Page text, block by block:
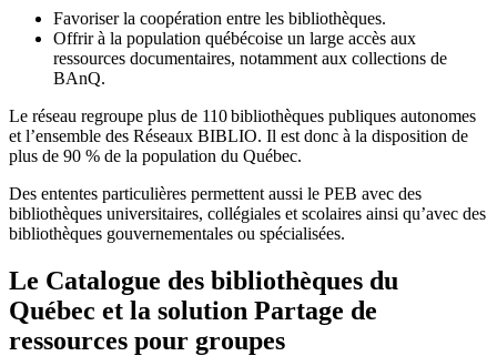
Favoriser la coopération entre les bibliothèques.
Offrir à la population québécoise un large accès aux
ressources documentaires, notamment aux collections de
BAnQ.
Le réseau regroupe plus de 110bibliothèques publiques autonomes
et l’ensemble des Réseaux BIBLIO. Il est donc à la disposition de
plus de 90 % de la population du Québec.
Des ententes particulières permettent aussi le PEB avec des
bibliothèques universitaires, collégiales et scolaires ainsi qu’avec des
bibliothèques gouvernementales ou spécialisées.
Le Catalogue des bibliothèques du
Québec et la solution Partage de
ressources pour groupes